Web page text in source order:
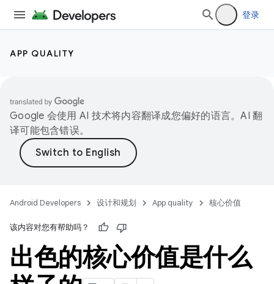
登录
APP QUALITY
Google 会使用 AI 技术将内容翻译成您偏好的语言。AI 翻
译可能包含错误。
Android Developers 设计和规划 App quality 核心价值
该内容对您有帮助吗？
出色的核心价值是什么